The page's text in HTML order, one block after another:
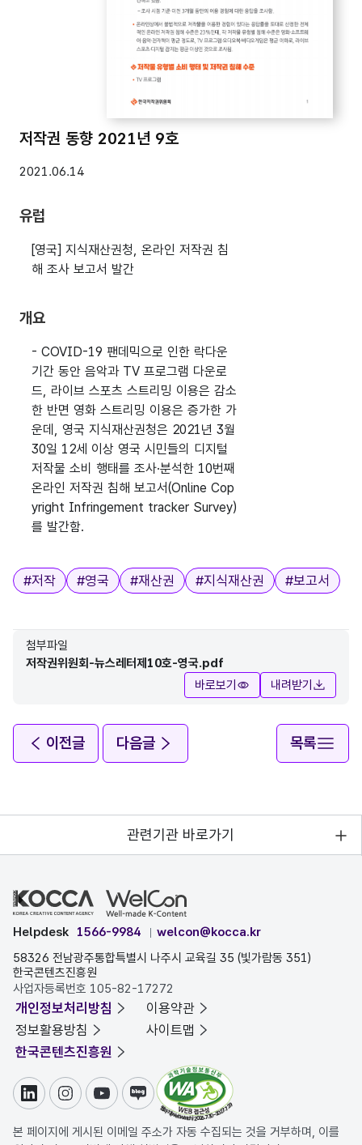
저작권 동향 2021년 9호
2021.06.14
유럽
[영국] 지식재산권청, 온라인 저작권 침
해 조사 보고서 발간
개요
- COVID-19 팬데믹으로 인한 락다운
기간 동안 음악과 TV 프로그램 다운로
드, 라이브 스포츠 스트리밍 이용은 감소
한 반면 영화 스트리밍 이용은 증가한 가
운데, 영국 지식재산권청은 2021년 3월
30일 12세 이상 영국 시민들의 디지털
저작물 소비 행태를 조사·분석한 10번째
온라인 저작권 침해 보고서(Online Cop
yright Infringement tracker Survey)
를 발간함.
태그
#저작 #영국 #재산권 #지식재산권 #보고서
첨부파일
저작권위원회-뉴스레터제10호-영국.pdf
바로보기
내려받기
이전글 다음글 목록
관련기관 바로가기
Helpdesk 1566-9984
welcon@kocca.kr
58326 전남광주통합특별시 나주시 교육길 35 (빛가람동 351)
한국콘텐츠진흥원
사업자등록번호 105-82-17272
개인정보처리방침
이용약관
정보활용방침
사이트맵
한국콘텐츠진흥원
링크드인인스타그램
유튜브블로그
본 페이지에 게시된 이메일 주소가 자동 수집되는 것을 거부하며, 이를